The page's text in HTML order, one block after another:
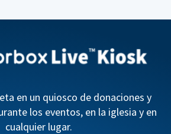
en un quiosco de donaciones y
los eventos, en la iglesia y en
cualquier lugar.